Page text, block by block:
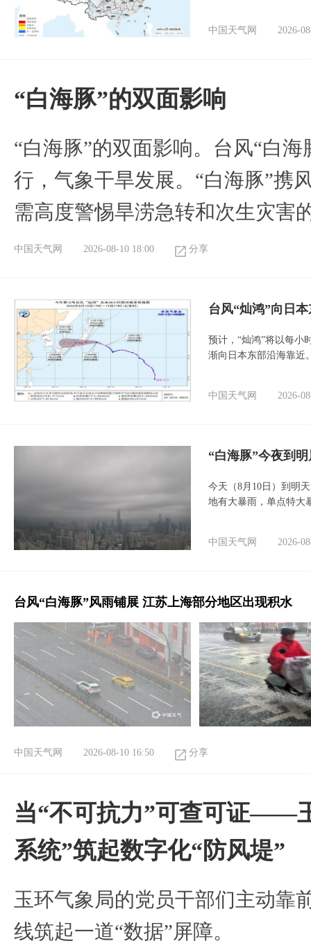
中国天气网 2026-
​“白海豚”的双面影响
​“白海豚”的双面影响。台风“白
行，气象干旱发展。“白海豚”携
需高度警惕旱涝急转和次生灾害
中国天气网 2026-08-10 18:00 分享
台风“灿鸿”向日
预计，“灿鸿”将以每小
渐向日本东部沿海靠近
中国天气网 2026-
“白海豚”今夜到
今天（8月10日）到明
地有大暴雨，单点特大
中国天气网 2026-
台风“白海豚”风雨铺展 江苏上海部分地区出现积水
中国天气网 2026-08-10 16:50 分享
当“不可抗力”可查可证——
系统”筑起数字化“防风堤”
玉环气象局的党员干部们主动靠
线筑起一道“数据”屏障。